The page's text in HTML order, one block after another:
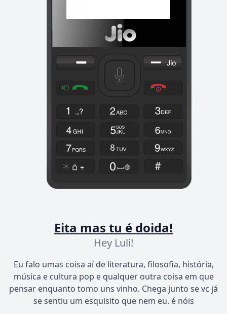
Eita mas tu é doida!
Hey Luli!
Eu falo umas coisa aí de literatura, filosofia, história,
música e cultura pop e qualquer outra coisa em que
pensar enquanto tomo uns vinho. Chega junto se vc já
se sentiu um esquisito que nem eu. é nóis